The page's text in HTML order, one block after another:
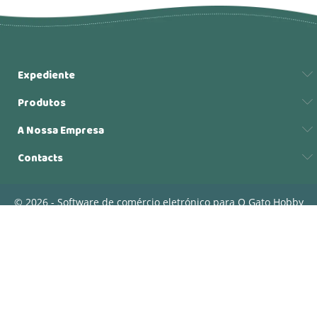
Expediente
Produtos
A Nossa Empresa
Contacts
© 2026 - Software de comércio eletrónico para O Gato Hobby